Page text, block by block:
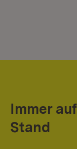
Immer
Stand